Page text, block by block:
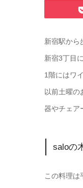
新宿駅から
新宿3丁目
1階にはワ
以前土曜の
器やチェア
saloの
この料理は